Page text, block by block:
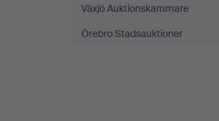
Växjö Auktionskammare
Örebro Stadsauktioner